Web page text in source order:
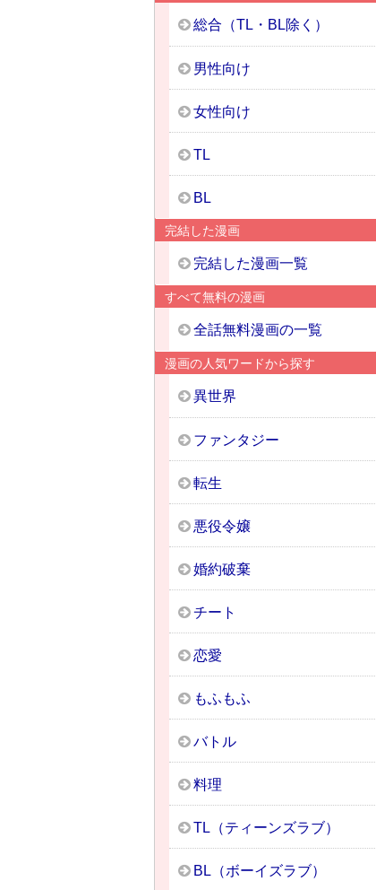
総合（TL・BL除く）
男性向け
女性向け
TL
BL
完結した漫画
完結した漫画一覧
すべて無料の漫画
全話無料漫画の一覧
漫画の人気ワードから探す
異世界
ファンタジー
転生
悪役令嬢
婚約破棄
チート
恋愛
もふもふ
バトル
料理
TL（ティーンズラブ）
BL（ボーイズラブ）